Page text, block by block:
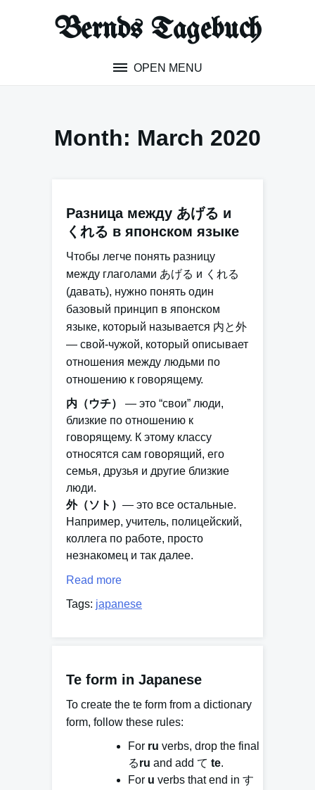
Bernds Tagebuch
OPEN MENU
Month: March 2020
Разница между あげる и
くれる в японском языке
Чтобы легче понять разницу
между глаголами あげる и くれる
(давать), нужно понять один
базовый принцип в японском
языке, который называется 内と外
— свой-чужой, который описывает
отношения между людьми по
отношению к говорящему.
内（ウチ）
— это “свои” люди,
близкие по отношению к
говорящему. К этому классу
относятся сам говорящий, его
семья, друзья и другие близкие
люди.
外（ソト） — это все остальные.
Например, учитель, полицейский,
коллега по работе, просто
незнакомец и так далее.
Read more
Tags: japanese
Te form in Japanese
To create the te form from a dictionary
form, follow these rules:
For ru verbs, drop the final
るru and add て te.
For u verbs that end in す